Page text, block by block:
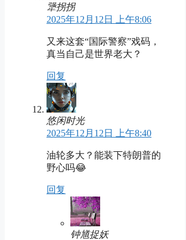
犟拐拐
2025年12月12日 上午8:06
又来这套“国际警察”戏码，
真当自己是世界老大？
回复
悠闲时光
2025年12月12日 上午8:40
油轮多大？能装下特朗普的
野心吗😂
回复
钟馗捉妖